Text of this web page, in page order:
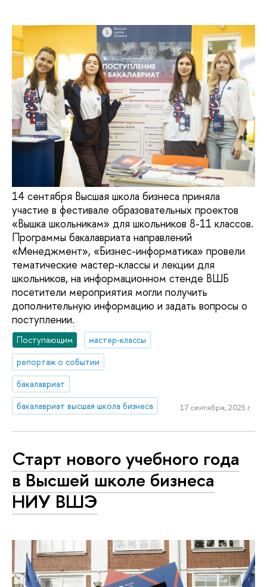
14 сентября Высшая школа бизнеса приняла
участие в фестивале образовательных проектов
«Вышка школьникам» для школьников 8-11 классов.
Программы бакалавриата направлений
«Менеджмент», «Бизнес-информатика» провели
тематические мастер-классы и лекции для
школьников, на информационном стенде ВШБ
посетители мероприятия могли получить
дополнительную информацию и задать вопросы о
поступлении.
Поступающим
мастер-классы
репортаж о событии
бакалавриат
бакалавриат высшая школа бизнеса
17 сентября, 2025 г.
Старт нового учебного года
в Высшей школе бизнеса
НИУ ВШЭ